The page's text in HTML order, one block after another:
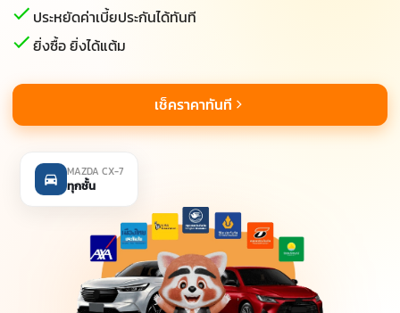
ประหยัดค่าเบี้ยประกันได้ทันที
ยิ่งซื้อ ยิ่งได้แต้ม
เช็คราคาทันที
MAZDA CX-7
ทุกชั้น